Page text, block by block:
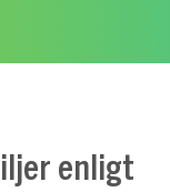
enligt